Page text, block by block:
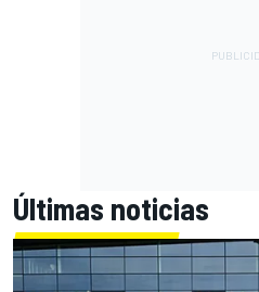
Últimas noticias